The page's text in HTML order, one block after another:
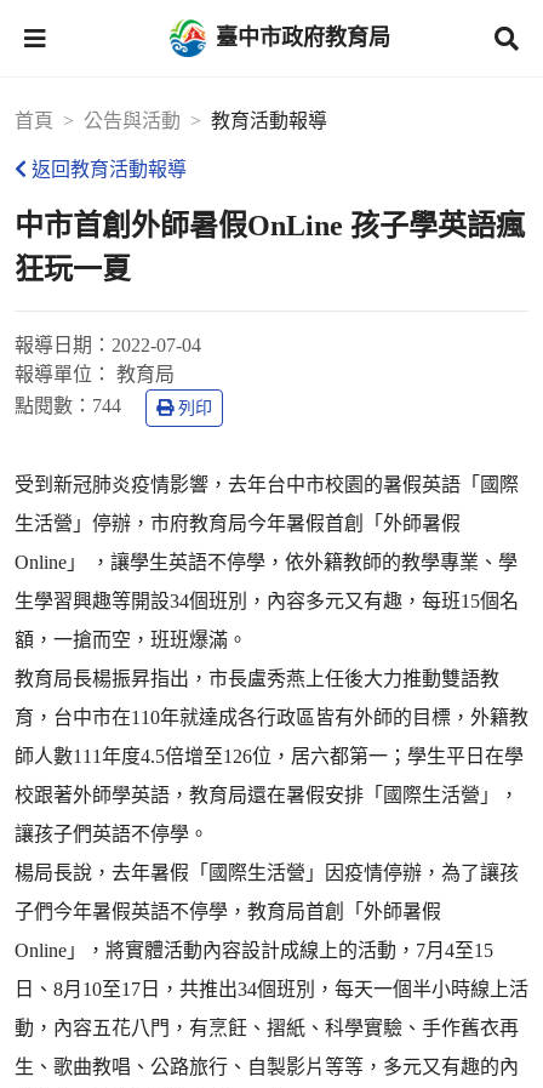
臺中市政府教育局
首頁 公告與活動 教育活動報導
返回教育活動報導
中市首創外師暑假OnLine 孩子學英語瘋
狂玩一夏
報導日期： 2022-07-04
報導單位：
教育局
點閱數： 744 列印
受到新冠肺炎疫情影響，去年台中市校園的暑假英語「國際
生活營」停辦，市府教育局今年暑假首創「外師暑假
Online」 ，讓學生英語不停學，依外籍教師的教學專業、學
生學習興趣等開設34個班別，內容多元又有趣，每班15個名
額，一搶而空，班班爆滿。
教育局長楊振昇指出，市長盧秀燕上任後大力推動雙語教
育，台中市在110年就達成各行政區皆有外師的目標，外籍教
師人數111年度4.5倍增至126位，居六都第一；學生平日在學
校跟著外師學英語，教育局還在暑假安排「國際生活營」，
讓孩子們英語不停學。
楊局長說，去年暑假「國際生活營」因疫情停辦，為了讓孩
子們今年暑假英語不停學，教育局首創「外師暑假
Online」，將實體活動內容設計成線上的活動，7月4至15
日、8月10至17日，共推出34個班別，每天一個半小時線上活
動，內容五花八門，有烹飪、摺紙、科學實驗、手作舊衣再
生、歌曲教唱、公路旅行、自製影片等等，多元又有趣的內